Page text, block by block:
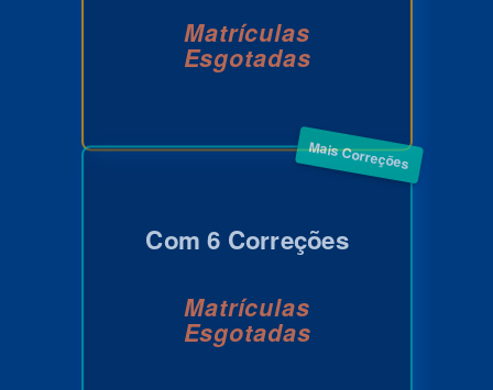
Matrículas
Esgotadas
Mais Correções
Com 6 Correções
Matrículas
Esgotadas